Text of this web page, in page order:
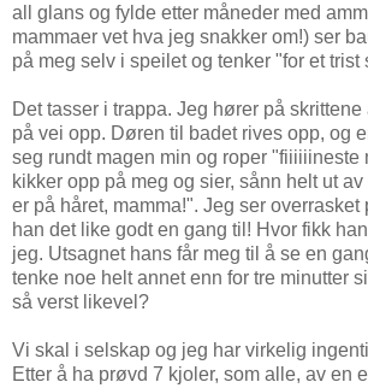
all glans og fylde etter måneder med
mammaer vet hva jeg snakker om!) ser
på meg selv i speilet og tenker "for et trist
Det tasser i trappa. Jeg hører på
på vei opp. Døren til badet rives opp, og
seg rundt magen min og roper "fiiiiiineste
kikker opp på meg og sier, sånn helt ut
er på håret, mamma!". Jeg ser overrasket
han det like godt en gang til! Hvor fikk
jeg. Utsagnet hans får meg til å se en
tenke noe helt annet enn for tre minutter
så verst likevel?
Vi skal i selskap og jeg har virkelig
Etter å ha prøvd 7 kjoler, som alle, av en